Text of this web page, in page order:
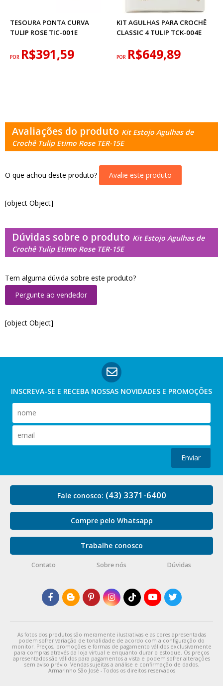
TESOURA PONTA CURVA
TULIP ROSE TIC-001E
POR R$391,59
KIT AGULHAS PARA CROCHÊ
CLASSIC 4 TULIP TCK-004E
POR R$649,89
Avaliações do produto Kit Estojo Agulhas de
Crochê Tulip Etimo Rose TER-15E
O que achou deste produto? Avalie este produto
[object Object]
Dúvidas sobre o produto Kit Estojo Agulhas de
Crochê Tulip Etimo Rose TER-15E
Tem alguma dúvida sobre este produto?
Pergunte ao vendedor
[object Object]
INSCREVA-SE E RECEBA NOSSAS NOVIDADES E PROMOÇÕES
Enviar
Fale conosco: (43) 3371-6400
Compre pelo Whatsapp
Trabalhe conosco
Contato Sobre nós Dúvidas
As fotos dos produtos são meramente ilustrativas e as cores apresentadas
podem sofrer variação de tonalidade de acordo com a configuração do
monitor. Preços, promoções e formas de pagamento válidos exclusivamente
para compras através da loja virtual e enquanto durar o estoque. Os preços
apresentados são válidos para pagamentos a vista e podem sofrer alterações
sem aviso prévio. Vendas sujeitas a análise e confirmação de dados.
Armarinho São José - Todos os direitos reservados